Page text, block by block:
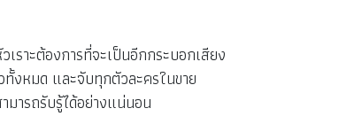
เราะต้องการที่จะเป็นอีกกระบอกเสียง
งหมด และจับทุกตัวละครในขาย
มารถรับรู้ได้อย่างแน่นอน